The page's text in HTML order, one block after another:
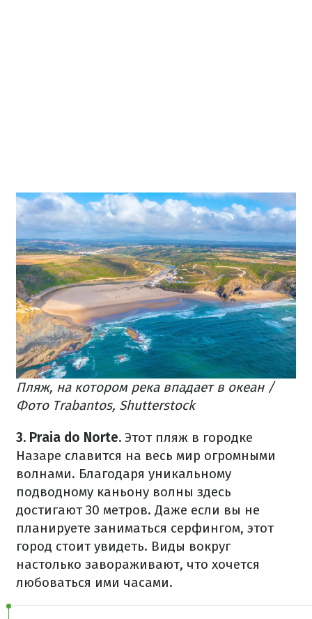
Пляж, на котором река впадает в океан /
Фото Trabantos, Shutterstock
3. Praia do Norte. Этот пляж в городке
Назаре славится на весь мир огромными
волнами. Благодаря уникальному
подводному каньону волны здесь
достигают 30 метров. Даже если вы не
планируете заниматься серфингом, этот
город стоит увидеть. Виды вокруг
настолько завораживают, что хочется
любоваться ими часами.